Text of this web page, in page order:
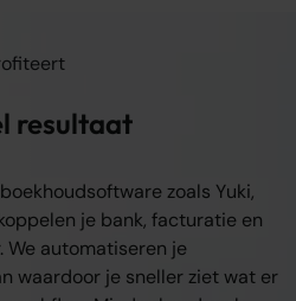
resultaat
zoals Yuki,
je bank, facturatie en
We automatiseren je
waardoor je sneller ziet wat er